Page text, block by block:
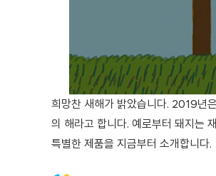
희망찬 새해가 밝았습니다. 2019년
의 해라고 합니다. 예로부터 돼지는
특별한 제품을 지금부터 소개합니다.